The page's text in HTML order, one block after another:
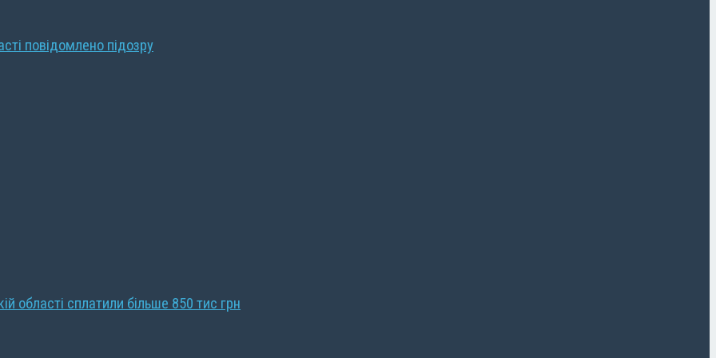
повідомлено підозру
області сплатили більше 850 тис грн